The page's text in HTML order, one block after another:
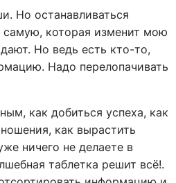
Но останавливаться
самую, которая изменит мою
Но ведь есть кто-то,
Надо перелопачивать
как добиться успеха, как
как вырастить
ничего не делаете в
таблетка решит всё!.